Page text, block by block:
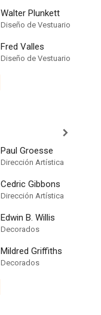
Walter Plunkett
Diseño de Vestuario
Fred Valles
Diseño de Vestuario
Paul Groesse
Dirección Artística
Cedric Gibbons
Dirección Artística
Edwin B. Willis
Decorados
Mildred Griffiths
Decorados